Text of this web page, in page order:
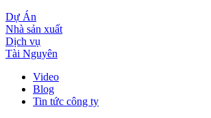
Dự Án
Nhà sản xuất
Dịch vụ
Tài Nguyên
Video
Blog
Tin tức công ty